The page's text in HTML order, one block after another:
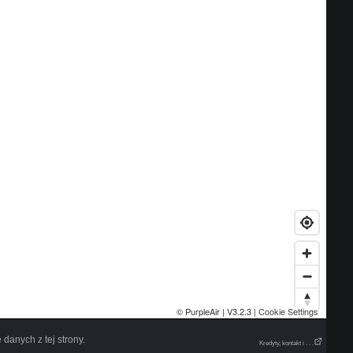
z tej strony. Kredyty, kontakt i . . .